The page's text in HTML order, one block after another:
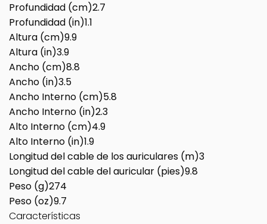
Profundidad (cm)2.7
Profundidad (in)1.1
Altura (cm)9.9
Altura (in)3.9
Ancho (cm)8.8
Ancho (in)3.5
Ancho Interno (cm)5.8
Ancho Interno (in)2.3
Alto Interno (cm)4.9
Alto Interno (in)1.9
Longitud del cable de los auriculares (m)3
Longitud del cable del auricular (pies)9.8
Peso (g)274
Peso (oz)9.7
Características